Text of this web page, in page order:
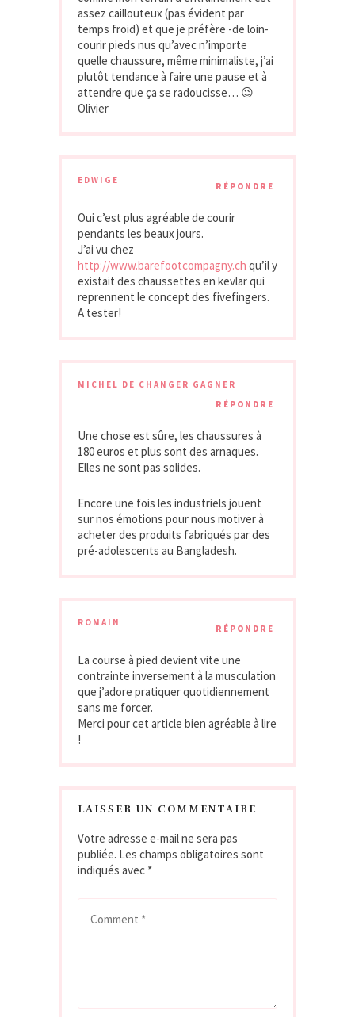
assez caillouteux (pas évident par
temps froid) et que je préfère -de loin-
courir pieds nus qu’avec n’importe
quelle chaussure, même minimaliste, j’ai
plutôt tendance à faire une pause et à
attendre que ça se radoucisse… 😉
Olivier
EDWIGE
RÉPONDRE
Oui c’est plus agréable de courir
pendants les beaux jours.
J’ai vu chez
http://www.barefootcompagny.ch qu’il y
existait des chaussettes en kevlar qui
reprennent le concept des fivefingers.
A tester!
MICHEL DE CHANGER GAGNER
RÉPONDRE
Une chose est sûre, les chaussures à
180 euros et plus sont des arnaques.
Elles ne sont pas solides.
Encore une fois les industriels jouent
sur nos émotions pour nous motiver à
acheter des produits fabriqués par des
pré-adolescents au Bangladesh.
ROMAIN
RÉPONDRE
La course à pied devient vite une
contrainte inversement à la musculation
que j’adore pratiquer quotidiennement
sans me forcer.
Merci pour cet article bien agréable à lire
!
LAISSER UN COMMENTAIRE
Votre adresse e-mail ne sera pas
publiée. Les champs obligatoires sont
indiqués avec *